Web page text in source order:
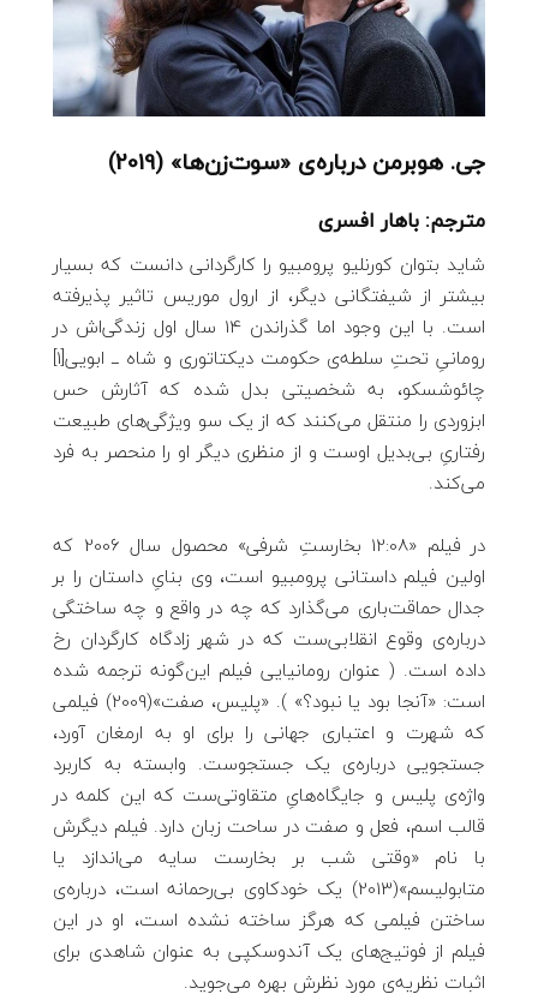
جی. هوبرمن درباره‌ی «سوت‌زن‌ها» (2019)
مترجم: باهار افسری
شاید بتوان کورنلیو پرومبیو را کارگردانی دانست که بسیار
بیشتر از شیفتگانی دیگر، از ارول موریس تاثیر پذیرفته
است. با این وجود اما گذراندن 14 سال اول زندگی‌اش در
رومانیِ تحتِ سلطه‌ی حکومت دیکتاتوری و شاه ــ ‌ابویی[1]
چائوشسکو، به شخصیتی بدل شده که آثارش حس
ابزوردی را منتقل می‌کنند که از یک سو ویژگی‌های طبیعت
رفتاریِ بی‌بدیل اوست و از منظری دیگر او را منحصر به فرد
می‌کند.
در فیلم «12:08 بخارستِ شرفی» محصول سال 2006 که
اولین فیلم داستانی پرومبیو است، وی بنایِ داستان را بر
جدال حماقت‌باری می‌گذارد که چه در واقع و چه ساختگی
درباره‌ی وقوع انقلابی‌ست که در شهر زادگاه کارگردان رخ
داده است. ( عنوان رومانیایی فیلم این‌گونه ترجمه شده
است: «آنجا بود یا نبود؟» ). «پلیس، صفت»(2009) فیلمی
که شهرت و اعتباری جهانی را برای او به ارمغان آورد،
جستجویی درباره‌ی یک جستجوست. وابسته به کاربرد
واژه‌ی پلیس و جایگاه‌هایِ متقاوتی‌ست که این کلمه در
قالب اسم، فعل و صفت در ساحت زبان دارد. فیلم دیگرش
با نام «وقتی شب بر بخارست سایه می‌اندازد یا
متابولیسم»(2013) یک خودکاوی بی‌رحمانه است، درباره‌ی
ساختن فیلمی که هرگز ساخته نشده است، او در این
فیلم از فوتیج‌های یک آندوسکپی به عنوان شاهدی برای
اثبات نظریه‌ی مورد نظرش بهره می‌جوید.